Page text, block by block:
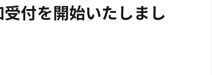
付を開始いたしまし